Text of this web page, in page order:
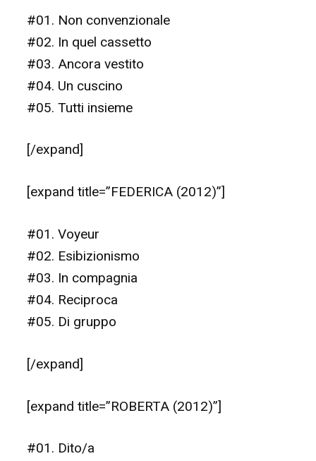
#01. Non convenzionale
#02. In quel cassetto
#03. Ancora vestito
#04. Un cuscino
#05. Tutti insieme
[/expand]
[expand title=”FEDERICA (2012)”]
#01. Voyeur
#02. Esibizionismo
#03. In compagnia
#04. Reciproca
#05. Di gruppo
[/expand]
[expand title=”ROBERTA (2012)”]
#01. Dito/a